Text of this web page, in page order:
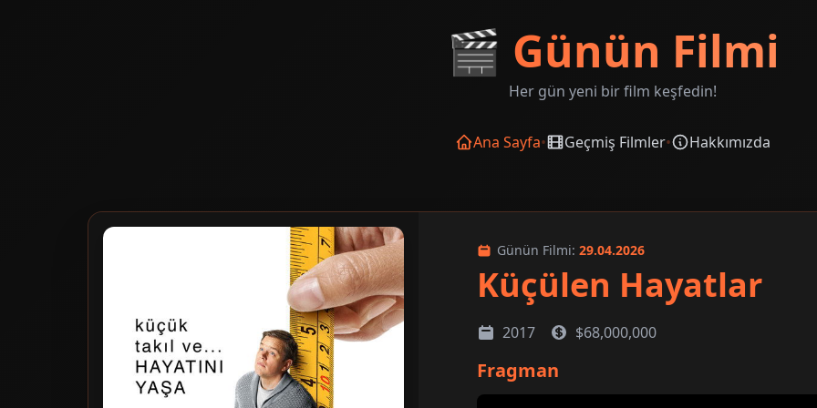
🎬 Günün Filmi
Her gün yeni bir film keşfedin!
Ana Sayfa• Geçmiş Filmler• Hakkımızda
Günün Filmi: 29.04.2026
Küçülen Hayatlar
2017 $68,000,000
Fragman